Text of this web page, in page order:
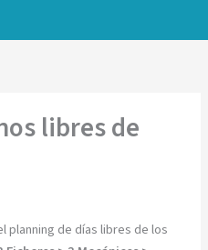
libres de
planning de días libres de los